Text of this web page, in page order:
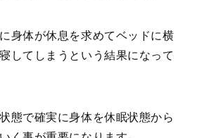
身体が休息を求めてベッドに横
してしまうという結果になって
態で確実に身体を休眠状態から